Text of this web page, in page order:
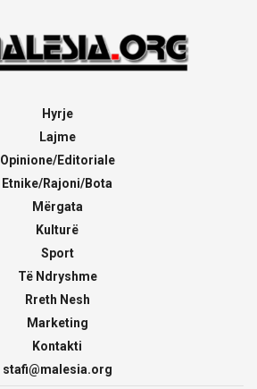
Hyrje
Lajme
Opinione/Editoriale
Etnike/Rajoni/Bota
Mërgata
Kulturë
Sport
Të Ndryshme
Rreth Nesh
Marketing
Kontakti
stafi@malesia.org